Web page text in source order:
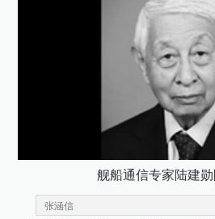
舰船通信专家陆建